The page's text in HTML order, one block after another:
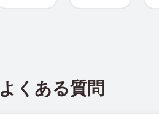
よくある質問